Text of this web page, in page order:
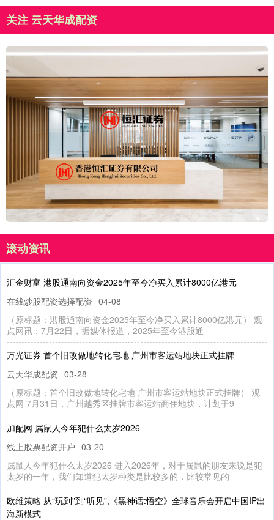
关注 云天华成配资
滚动资讯
汇金财富 港股通南向资金2025年至今净买入累计8000亿港元
在线炒股配资选择配资 04-08
（原标题：港股通南向资金2025年至今净买入累计8000亿港元） 观
点网讯：7月22日，据媒体报道，2025年至今港股通
万光证券 首个旧改做地转化宅地 广州市客运站地块正式挂牌
云天华成配资 03-28
（原标题：首个旧改做地转化宅地 广州市客运站地块正式挂牌） 观
点网 7月31日，广州越秀区挂牌市客运站商住地块，计划于9
加配网 属鼠人今年犯什么太岁2026
线上股票配资开户 03-20
属鼠人今年犯什么太岁2026 进入2026年，对于属鼠的朋友来说是犯
太岁的一年，我们知道犯太岁种类是比较多的，比较常见的
欧维策略 从“玩到”到“听见”,《黑神话:悟空》全球音乐会开启中国IP出
海新模式